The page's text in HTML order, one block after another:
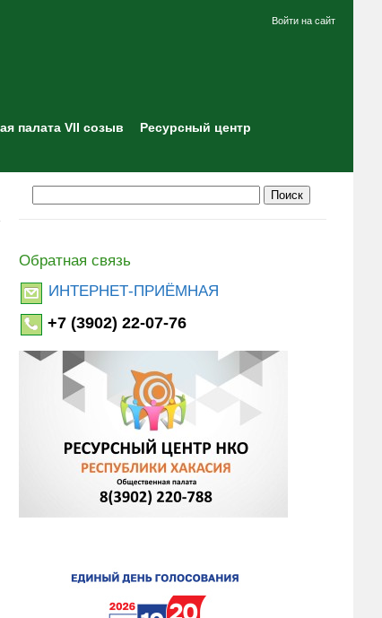
Войти на сайт
палата VII созыв
Ресурсный центр
Обратная связь
ИНТЕРНЕТ-ПРИЁМНАЯ
+7 (3902) 22-07-76